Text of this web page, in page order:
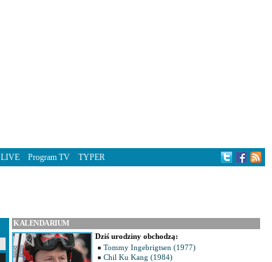
KALENDARIUM
Dziś urodziny obchodzą:
Tommy Ingebrigtsen (1977)
Chil Ku Kang (1984)
LIVE Program TV TYPER